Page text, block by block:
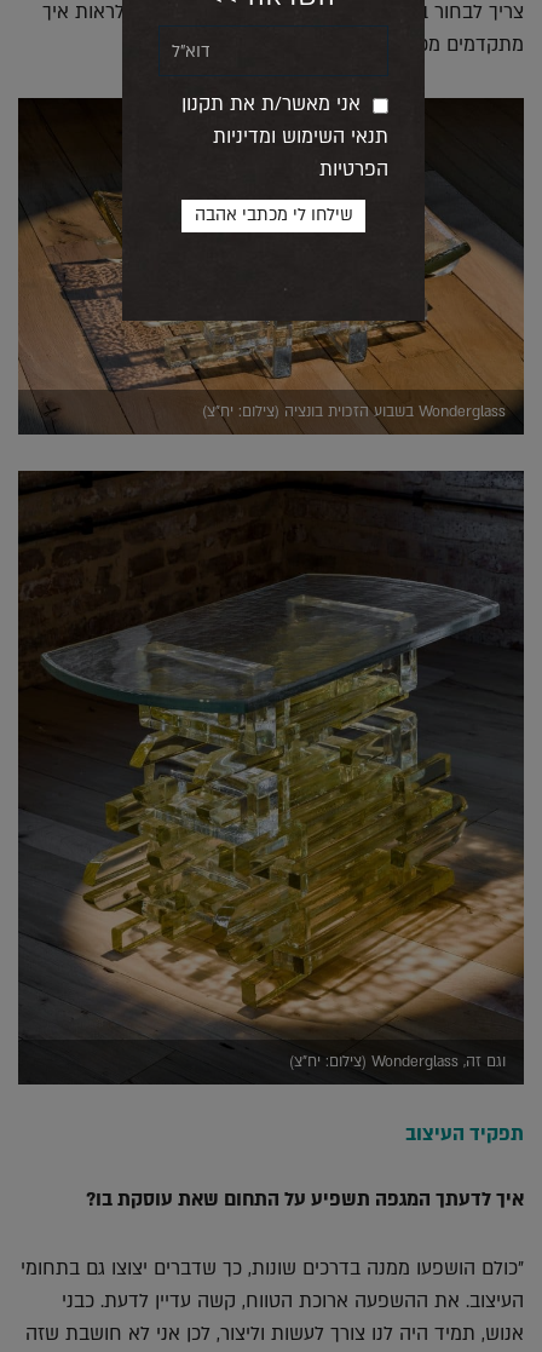
צריך לבחור בקפידה את דרכי העבודה. יהיה מעניין לראות איך
מתקדמים מכאן הלאה".
Wonderglass בשבוע הזכוית בונציה (צילום: יח"צ)
וגם זה, Wonderglass (צילום: יח"צ)
תפקיד העיצוב
איך לדעתך המגפה תשפיע על התחום שאת עוסקת בו?
"כולם הושפעו ממנה בדרכים שונות, כך שדברים יצוצו גם בתחומי
העיצוב. את ההשפעה ארוכת הטווח, קשה עדיין לדעת. כבני
אנוש, תמיד היה לנו צורך לעשות וליצור, לכן אני לא חושבת שזה
אני מאשר/ת את תקנון
תנאי השימוש ומדיניות
הפרטיות